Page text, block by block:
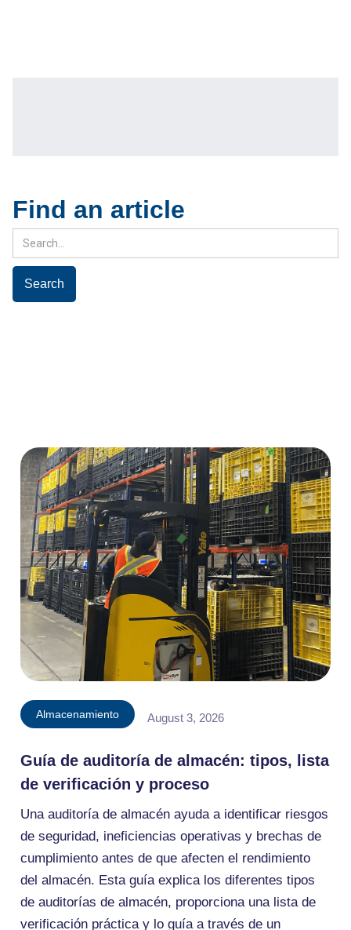
Find an article
Almacenamiento August 3, 2026
Guía de auditoría de almacén: tipos, lista
de verificación y proceso
Una auditoría de almacén ayuda a identificar riesgos
de seguridad, ineficiencias operativas y brechas de
cumplimiento antes de que afecten el rendimiento
del almacén. Esta guía explica los diferentes tipos
de auditorías de almacén, proporciona una lista de
verificación práctica y lo guía a través de un